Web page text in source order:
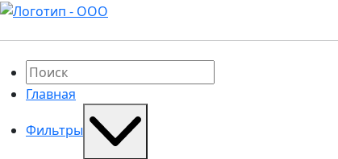
Главная
Фильтры